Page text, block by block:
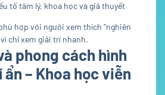
tố tâm lý, khoa học và giả thuyết
hợp với người xem thích “nghiên
chỉ xem giải trí nhanh.
phong cách hình
ẩn – Khoa học viễn